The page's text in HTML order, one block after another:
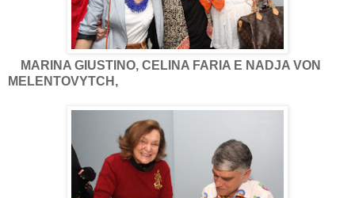
MARINA GIUSTINO, CELINA FARIA E NADJA VON
MELENTOVYTCH,